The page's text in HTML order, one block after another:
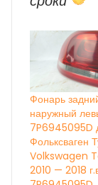
Фонарь
наружный
7P6945095D
Фольксваген
Volkswagen
2010 — 2018